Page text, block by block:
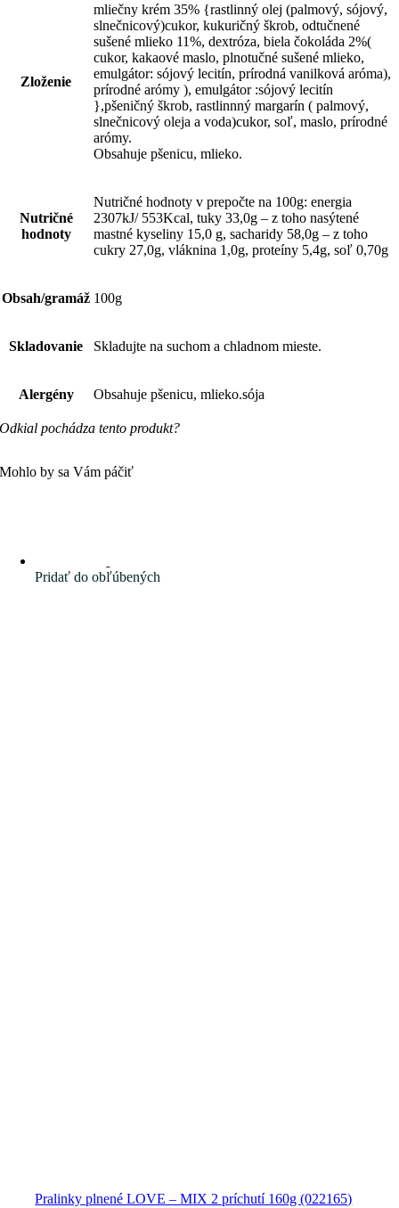
Zloženie
mliečny krém 35% {rastlinný olej (palmový, sójový,
slnečnicový)cukor, kukuričný škrob, odtučnené
sušené mlieko 11%, dextróza, biela čokoláda 2%(
cukor, kakaové maslo, plnotučné sušené mlieko,
emulgátor: sójový lecitín, prírodná vanilková aróma),
prírodné arómy ), emulgátor :sójový lecitín
},pšeničný škrob, rastlinnný margarín ( palmový,
slnečnicový oleja a voda)cukor, soľ, maslo, prírodné
arómy.
Obsahuje pšenicu, mlieko.
Nutričné
hodnoty
Nutričné hodnoty v prepočte na 100g: energia
2307kJ/ 553Kcal, tuky 33,0g – z toho nasýtené
mastné kyseliny 15,0 g, sacharidy 58,0g – z toho
cukry 27,0g, vláknina 1,0g, proteíny 5,4g, soľ 0,70g
Obsah/gramáž 100g
Skladovanie Skladujte na suchom a chladnom mieste.
Alergény Obsahuje pšenicu, mlieko.sója
Odkial pochádza tento produkt?
Mohlo by sa Vám páčiť
Pridať do obľúbených
Pralinky plnené LOVE – MIX 2 príchutí 160g (022165)